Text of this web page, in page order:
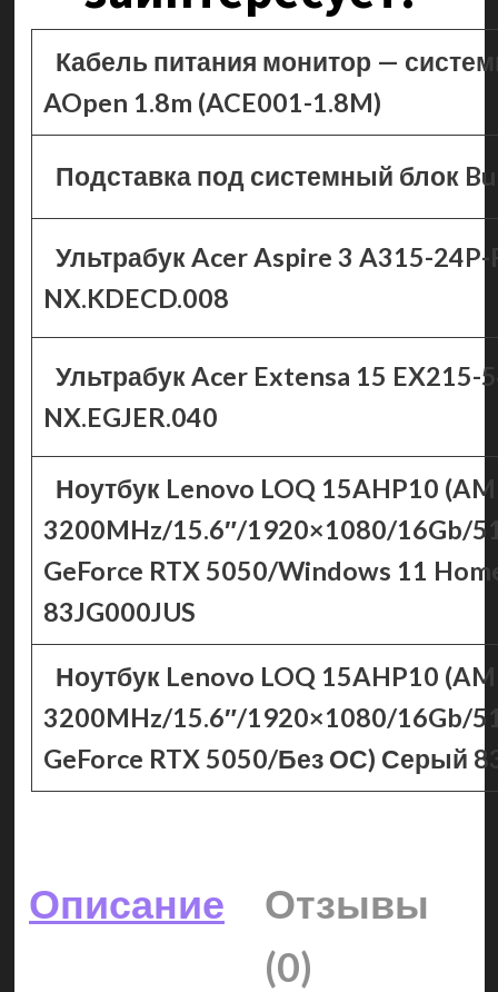
Кабель питания монитор —
AOpen 1.8m (ACE001-1.8M)
Подставка под системный блок
Ультрабук Acer Aspire 3 A315-24P-
NX.KDECD.008
Ультрабук Acer Extensa 15 EX215-
NX.EGJER.040
Ноутбук Lenovo LOQ 15AHP10
3200MHz/15.6″/1920×1080/16Gb/
GeForce RTX 5050/Windows 11
83JG000JUS
Ноутбук Lenovo LOQ 15AHP10
3200MHz/15.6″/1920×1080/16Gb/
GeForce RTX 5050/Без ОС) Серый
Описание
Отзывы
(0)